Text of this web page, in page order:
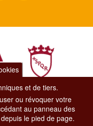
Turismo e Moda.
et de tiers.
ou révoquer votre
au panneau des
le pied de page.